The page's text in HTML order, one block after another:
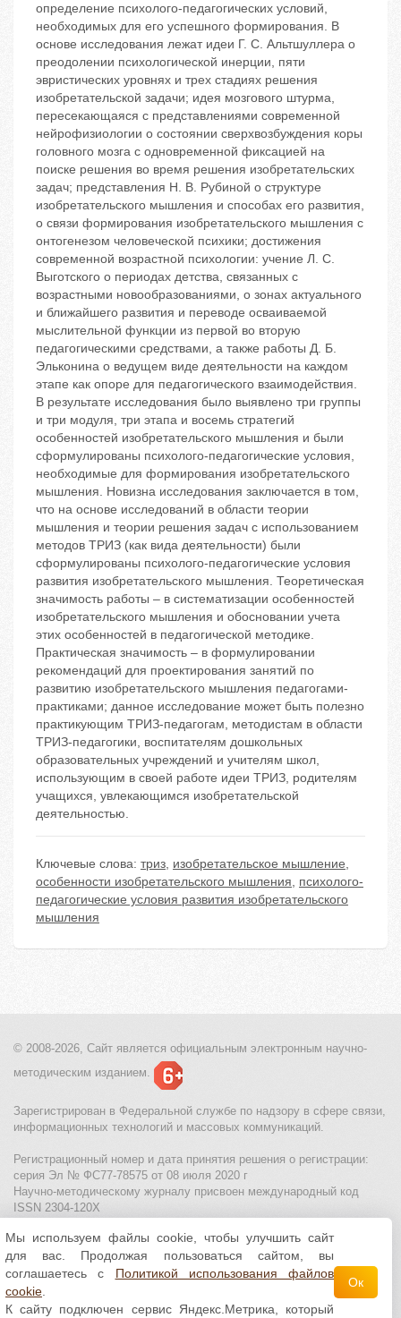
определение психолого-педагогических условий,
необходимых для его успешного формирования. В
основе исследования лежат идеи Г. С. Альтшуллера о
преодолении психологической инерции, пяти
эвристических уровнях и трех стадиях решения
изобретательской задачи; идея мозгового штурма,
пересекающаяся с представлениями современной
нейрофизиологии о состоянии сверхвозбуждения коры
головного мозга с одновременной фиксацией на
поиске решения во время решения изобретательских
задач; представления Н. В. Рубиной о структуре
изобретательского мышления и способах его развития,
о связи формирования изобретательского мышления с
онтогенезом человеческой психики; достижения
современной возрастной психологии: учение Л. С.
Выготского о периодах детства, связанных с
возрастными новообразованиями, о зонах актуального
и ближайшего развития и переводе осваиваемой
мыслительной функции из первой во вторую
педагогическими средствами, а также работы Д. Б.
Эльконина о ведущем виде деятельности на каждом
этапе как опоре для педагогического взаимодействия.
В результате исследования было выявлено три группы
и три модуля, три этапа и восемь стратегий
особенностей изобретательского мышления и были
сформулированы психолого-педагогические условия,
необходимые для формирования изобретательского
мышления. Новизна исследования заключается в том,
что на основе исследований в области теории
мышления и теории решения задач с использованием
методов ТРИЗ (как вида деятельности) были
сформулированы психолого-педагогические условия
развития изобретательского мышления. Теоретическая
значимость работы – в систематизации особенностей
изобретательского мышления и обосновании учета
этих особенностей в педагогической методике.
Практическая значимость – в формулировании
рекомендаций для проектирования занятий по
развитию изобретательского мышления педагогами-
практиками; данное исследование может быть полезно
практикующим ТРИЗ-педагогам, методистам в области
ТРИЗ-педагогики, воспитателям дошкольных
образовательных учреждений и учителям школ,
использующим в своей работе идеи ТРИЗ, родителям
учащихся, увлекающимся изобретательской
деятельностью.
Ключевые слова: триз, изобретательское мышление,
особенности изобретательского мышления, психолого-
педагогические условия развития изобретательского
мышления
© 2008-2026, Сайт является официальным электронным научно-
методическим изданием.
Зарегистрирован в Федеральной службе по надзору в сфере связи,
информационных технологий и массовых коммуникаций.
Регистрационный номер и дата принятия решения о регистрации:
серия Эл № ФС77-78575 от 08 июля 2020 г
Научно-методическому журналу присвоен международный код
ISSN 2304-120X
МЦИТО|Школьные олимпиады и онлайн конкурсы для детей
Политика использования файлов cookie| Политика обработки и
защиты персональных данных
Все материалы доступны полицензии Creative
Мы используем файлы cookie, чтобы улучшить сайт
для вас. Продолжая пользоваться сайтом, вы
соглашаетесь с Политикой использования файлов
cookie
К сайту подключен сервис Яндекс.Метрика, который
Ок